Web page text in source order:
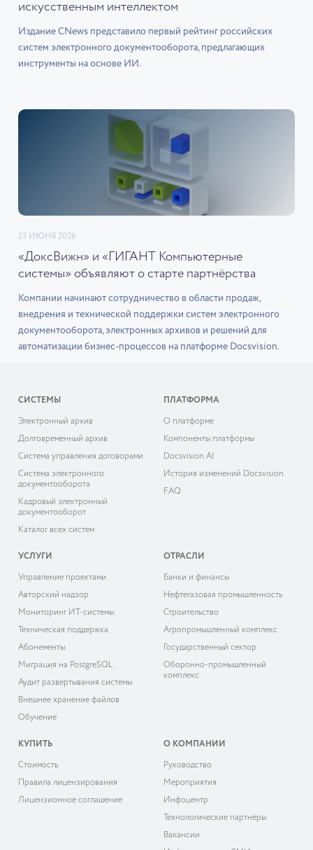
искусственным интеллектом
Издание CNews представило первый рейтинг российских
систем электронного документооборота, предлагающих
инструменты на основе ИИ.
23 ИЮНЯ 2026
«ДоксВижн» и «ГИГАНТ Компьютерные
системы» объявляют о старте партнёрства
Компании начинают сотрудничество в области продаж,
внедрения и технической поддержки систем электронного
документооборота, электронных архивов и решений для
автоматизации бизнес-процессов на платформе Docsvision.
СИСТЕМЫ
Электронный архив
Долговременный архив
Система управления договорами
Система электронного
документооборота
Кадровый электронный
документооборот
Каталог всех систем
ПЛАТФОРМА
О платформе
Компоненты платформы
Docsvision AI
История изменений Docsvision
FAQ
УСЛУГИ
Управление проектами
Авторский надзор
Мониторинг ИТ-системы
Техническая поддержка
Абонементы
Миграция на PostgreSQL
Аудит развёртывания системы
Внешнее хранение файлов
Обучение
ОТРАСЛИ
Банки и финансы
Нефтегазовая промышленность
Строительство
Агропромышленный комплекс
Государственный сектор
Оборонно-промышленный
комплекс
КУПИТЬ
Cтоимость
Правила лицензирования
Лицензионное соглашение
О КОМПАНИИ
Руководство
Мероприятия
Инфоцентр
Технологические партнёры
Вакансии